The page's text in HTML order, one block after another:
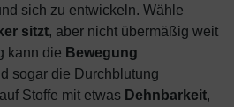
sich zu entwickeln. Wähle
sitzt, aber nicht übermäßig weit
kann die Bewegung
sogar die Durchblutung
Stoffe mit etwas Dehnbarkeit,